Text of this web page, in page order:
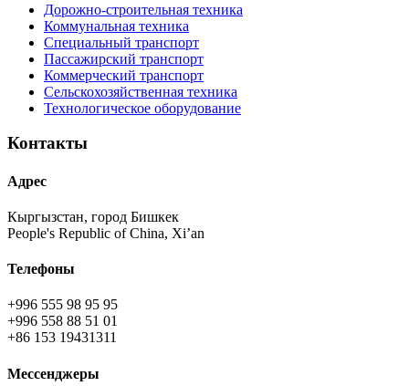
Дорожно-строительная техника
Коммунальная техника
Специальный транспорт
Пассажирский транспорт
Коммерческий транспорт
Сельскохозяйственная техника
Технологическое оборудование
Контакты
Адрес
Кыргызстан, город Бишкек
People's Republic of China, Xi’an
Телефоны
+996 555 98 95 95
+996 558 88 51 01
+86 153 19431311
Мессенджеры